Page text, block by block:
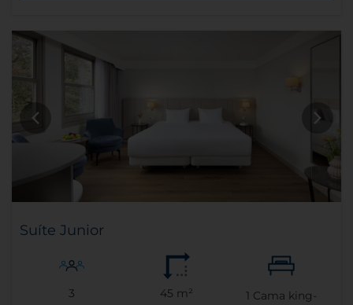
Suíte Junior
3 45 m² 1 Cama king-